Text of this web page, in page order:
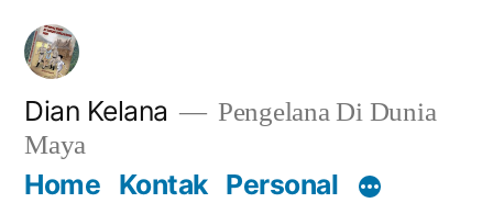
Lompat
konten
Dian Kelana
Pengelana Di Dunia
Maya
Home Kontak Personal